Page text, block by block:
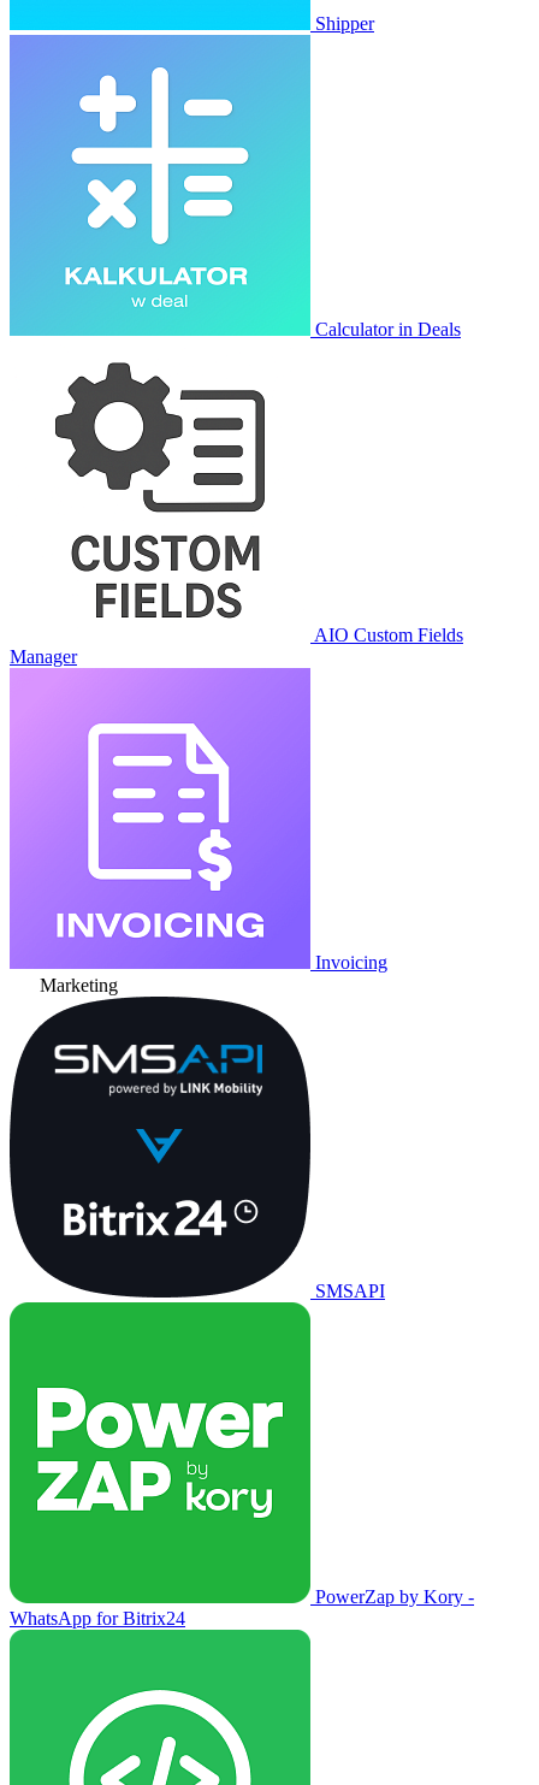
Shipper
Calculator in Deals
AIO Custom Fields
Manager
Invoicing
Marketing
SMSAPI
PowerZap by Kory -
WhatsApp for Bitrix24